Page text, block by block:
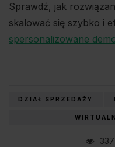
Sprawdź, jak
skalować się szybko i
spersonalizowane
DZIAŁ SPRZEDAŻY
337